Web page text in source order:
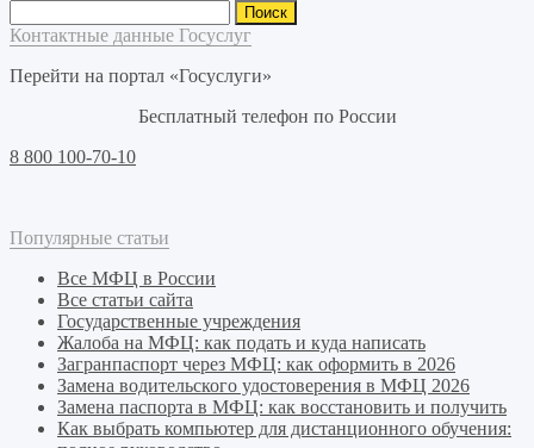
Контактные данные Госуслуг
Перейти на портал «Госуслуги»
Бесплатный телефон по России
8 800 100-70-10
Популярные статьи
Все МФЦ в России
Все статьи сайта
Государственные учреждения
Жалоба на МФЦ: как подать и куда написать
Загранпаспорт через МФЦ: как оформить в 2026
Замена водительского удостоверения в МФЦ 2026
Замена паспорта в МФЦ: как восстановить и получить
Как выбрать компьютер для дистанционного обучения: